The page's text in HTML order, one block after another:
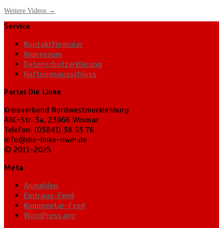
Weitere Videos →
Service
Kontaktformular
Impressum
Datenschutzerklärung
Haftungsausschluss
Partei Die Linke
Kreisverband Nordwestmecklenburg
ABC-Str. 3a, 23966 Wismar
Telefon: (03841) 38 53 76
info@die-linke-nwm.de
© 2011-2025
Meta
Anmelden
Eintrags-Feed
Kommentar-Feed
WordPress.org